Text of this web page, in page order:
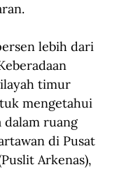
lebih dari
timur
mengetahui
dalam ruang
di Pusat
Arkenas),